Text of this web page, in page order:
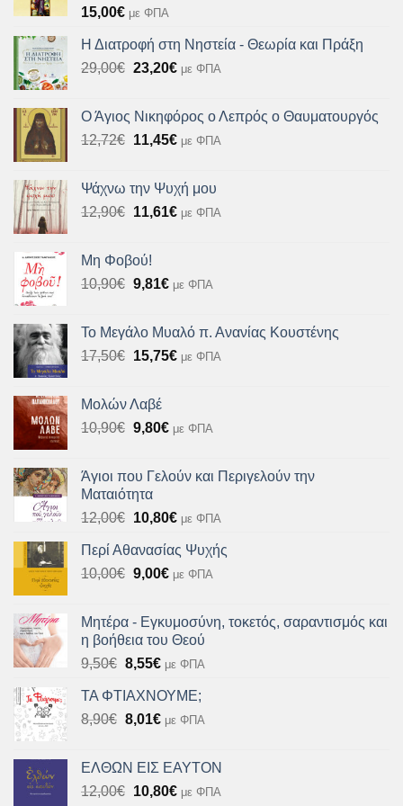
15,00€ με ΦΠΑ
Η Διατροφή στη Νηστεία - Θεωρία και Πράξη
29,00€ Original
29,00€.
23,20€Η
είναι:
23,20€.
με ΦΠΑ
Ο Άγιος Νικηφόρος ο Λεπρός ο Θαυματουργός
12,72€ Original
12,72€.
11,45€Η
είναι:
11,45€.
με ΦΠΑ
Ψάχνω την Ψυχή μου
12,90€ Original
12,90€.
11,61€Η
11,61€.
με ΦΠΑ
Μη Φοβού!
10,90€ Original
10,90€.
9,81€Η
είναι:
9,81€.
με ΦΠΑ
Το Μεγάλο Μυαλό π. Ανανίας Κουστένης
17,50€ Original
17,50€.
15,75€Η
15,75€.
με ΦΠΑ
Μολών Λαβέ
10,90€ Original
10,90€.
9,80€Η
είναι:
με ΦΠΑ
Άγιοι που Γελούν και Περιγελούν την
Ματαιότητα
12,00€ Original
was:
12,00€.
10,80€Η
τιμή
είναι:
με ΦΠΑ
Περί Αθανασίας Ψυχής
10,00€ Original
10,00€.
9,00€Η
είναι:
9,00€.
με ΦΠΑ
Μητέρα - Εγκυμοσύνη, τοκετός, σαραντισμός και
η βοήθεια του Θεού
9,50€ Original
was:
9,50€.
8,55€Η
τιμή
είναι:
με ΦΠΑ
ΤΑ ΦΤΙΑΧΝΟΥΜΕ;
8,90€ Original
8,90€.
8,01€Η
είναι:
8,01€.
με ΦΠΑ
ΕΛΘΩΝ ΕΙΣ ΕΑΥΤΟΝ
12,00€ Original
10,80€Ημε ΦΠΑ